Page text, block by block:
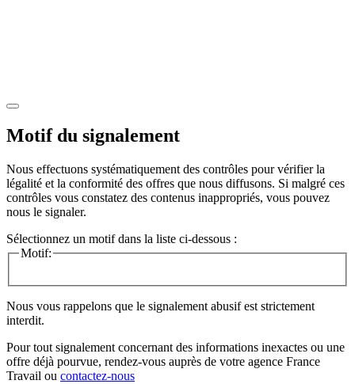
Motif du signalement
Nous effectuons systématiquement des contrôles pour vérifier la
légalité et la conformité des offres que nous diffusons. Si malgré ces
contrôles vous constatez des contenus inappropriés, vous pouvez
nous le signaler.
Sélectionnez un motif dans la liste ci-dessous :
Motif:
Nous vous rappelons que le signalement abusif est strictement
interdit.
Pour tout signalement concernant des informations inexactes ou une
offre déjà pourvue, rendez-vous auprès de votre agence France
Travail ou contactez-nous